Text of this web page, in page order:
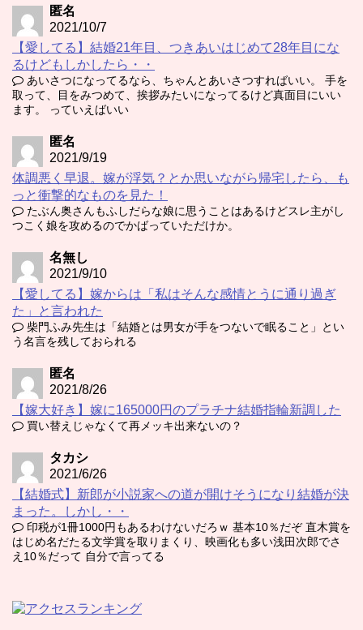
匿名
2021/10/7
【愛してる】結婚21年目、つきあいはじめて28年目にな
るけどもしかしたら・・
あいさつになってるなら、ちゃんとあいさつすればいい。 手を
取って、目をみつめて、挨拶みたいになってるけど真面目にいい
ます。 っていえばいい
匿名
2021/9/19
体調悪く早退。嫁が浮気？とか思いながら帰宅したら、も
っと衝撃的なものを見た！
たぶん奥さんもふしだらな娘に思うことはあるけどスレ主がし
つこく娘を攻めるのでかばっていただけか。
名無し
2021/9/10
【愛してる】嫁からは「私はそんな感情とうに通り過ぎ
た」と言われた
柴門ふみ先生は「結婚とは男女が手をつないで眠ること」とい
う名言を残しておられる
匿名
2021/8/26
【嫁大好き】嫁に165000円のプラチナ結婚指輪新調した
買い替えじゃなくて再メッキ出来ないの？
タカシ
2021/6/26
【結婚式】新郎が小説家への道が開けそうになり結婚が決
まった。しかし・・
印税が1冊1000円もあるわけないだろｗ 基本10％だぞ 直木賞を
はじめ名だたる文学賞を取りまくり、映画化も多い浅田次郎でさ
え10％だって 自分で言ってる